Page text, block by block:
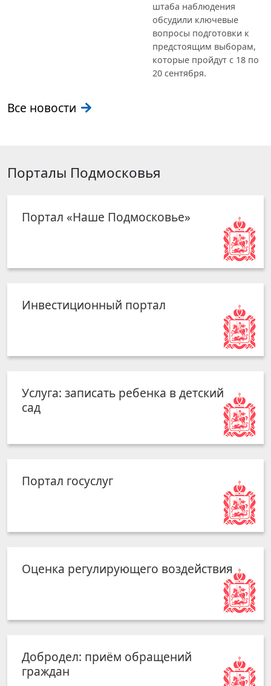
штаба наблюдения
обсудили ключевые
вопросы подготовки к
предстоящим выборам,
которые пройдут с 18 по
20 сентября.
Все новости
Порталы Подмосковья
Портал «Наше Подмосковье»
Инвестиционный портал
Услуга: записать ребенка в детский
сад
Портал госуслуг
Оценка регулирующего воздействия
Добродел: приём обращений
граждан